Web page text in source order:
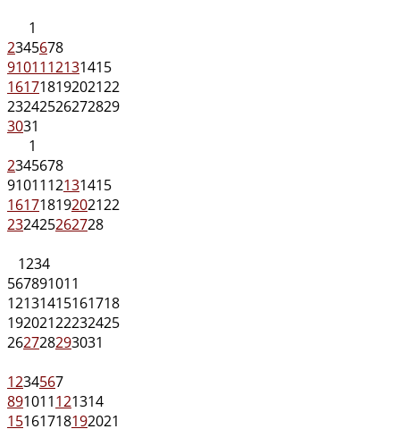
1
2345678
9101112131415
16171819202122
23242526272829
3031
1
2345678
9101112131415
16171819202122
232425262728
1234
567891011
12131415161718
19202122232425
262728293031
1234567
891011121314
15161718192021